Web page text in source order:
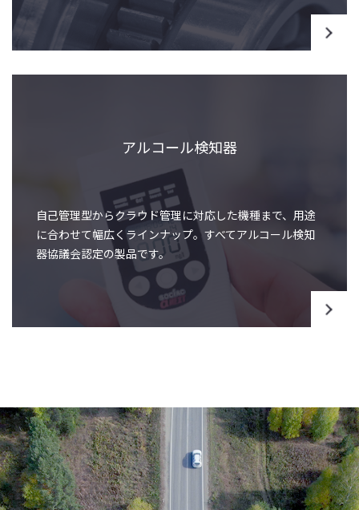
アルコール検知器
自己管理型からクラウド管理に対応した機種まで、用途
に合わせて幅広くラインナップ。すべてアルコール検知
器協議会認定の製品です。